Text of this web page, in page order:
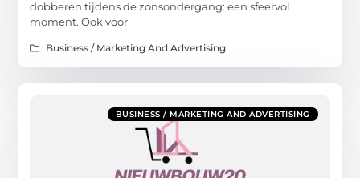
dobberen tijdens de zonsondergang: een sfeervol
moment. Ook voor
Business / Marketing And Advertising
BUSINESS / MARKETING AND ADVERTISING